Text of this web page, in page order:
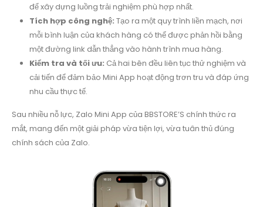
để xây dựng luồng trải nghiệm phù hợp nhất.
Tích hợp công nghệ: Tạo ra một quy trình liền mạch, nơi
mỗi bình luận của khách hàng có thể được phản hồi bằng
một đường link dẫn thẳng vào hành trình mua hàng.
Kiểm tra và tối ưu: Cả hai bên đều liên tục thử nghiệm và
cải tiến để đảm bảo Mini App hoạt động trơn tru và đáp ứng
nhu cầu thực tế.
Sau nhiều nỗ lực, Zalo Mini App của BBSTORE’S chính thức ra
mắt, mang đến một giải pháp vừa tiện lợi, vừa tuân thủ đúng
chính sách của Zalo.